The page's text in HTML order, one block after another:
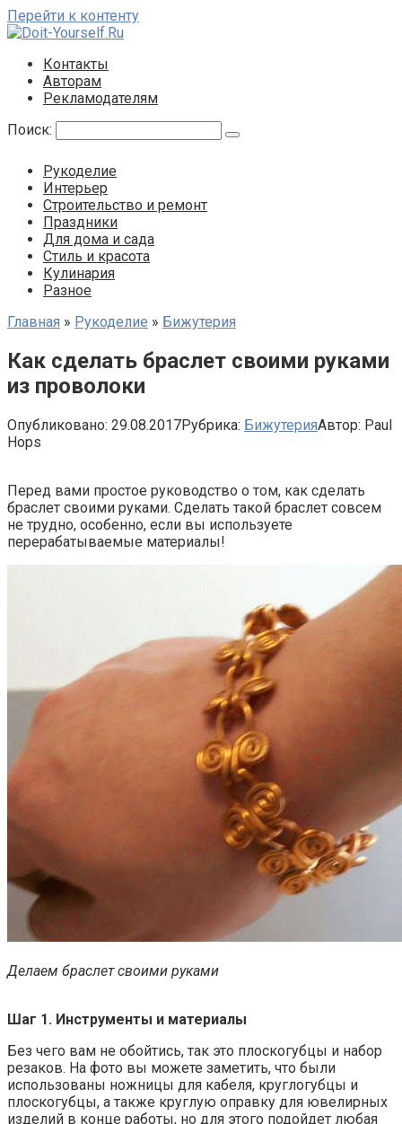
Перейти к контенту
Контакты
Авторам
Рекламодателям
Поиск:
Рукоделие
Интерьер
Строительство и ремонт
Праздники
Для дома и сада
Стиль и красота
Кулинария
Разное
Главная » Рукоделие » Бижутерия
Как сделать браслет своими руками
из проволоки
Опубликовано: 29.08.2017Рубрика: БижутерияАвтор: Paul
Hops
Перед вами простое руководство о том, как сделать
браслет своими руками. Сделать такой браслет совсем
не трудно, особенно, если вы используете
перерабатываемые материалы!
Делаем браслет своими руками
Шаг 1. Инструменты и материалы
Без чего вам не обойтись, так это плоскогубцы и набор
резаков. На фото вы можете заметить, что были
использованы ножницы для кабеля, круглогубцы и
плоскогубцы, а также круглую оправку для ювелирных
изделий в конце работы, но для этого подойдет любая